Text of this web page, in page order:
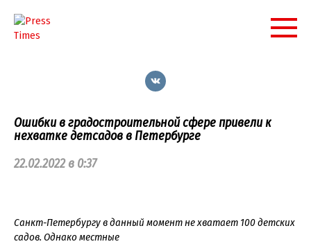
контенту
Ошибки в градостроительной сфере привели к
нехватке детсадов в Петербурге
22.02.2022 в 0:37
Санкт-Петербургу в данный момент не хватает 100 детских
садов. Однако местные